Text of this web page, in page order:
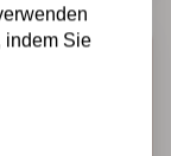
indem Sie